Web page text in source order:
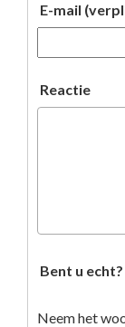
E-mail
Reactie
Bent u echt?
Neem het